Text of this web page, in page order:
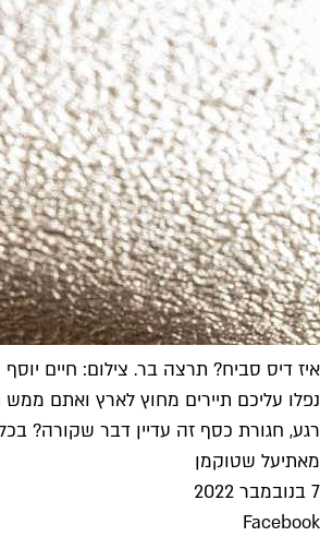
איז דיס סביח? תרצה בר. צילום: חיים יוסף
נפלו עליכם תיירים מחוץ לארץ ואתם
רגע, חגורת כסף זה עדיין דבר שקורה?
מאתיעל שטוקמן
7 בנובמבר 2022
Facebook